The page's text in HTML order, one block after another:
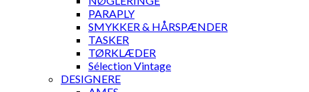
PARAPLY
SMYKKER & HÅRSPÆNDER
TASKER
TØRKLÆDER
Sélection Vintage
DESIGNERE